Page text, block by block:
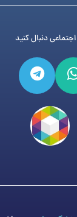
دنبال کنید